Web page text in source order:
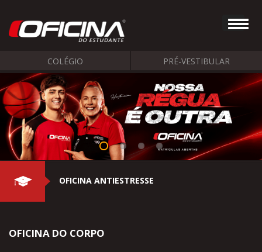
COLÉGIO PRÉ-VESTIBULAR
OFICINA ANTIESTRESSE
OFICINA DO CORPO